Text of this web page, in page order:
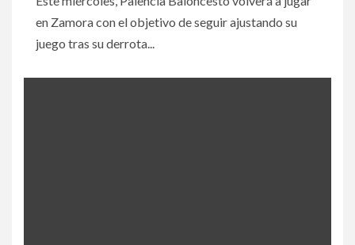
en Zamora con el objetivo de seguir ajustando su
juego tras su derrota...